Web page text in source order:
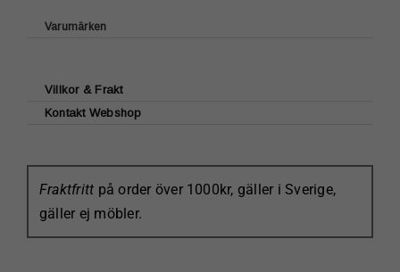
Wigells
Varumärken
Bruka Desgin
Laura Ashley Tableware
Kerstin Landström
Klippan Yllefabrik
Maileg
Kockums jernverk
Villkor & Frakt
Kontakt Webshop
Fraktfritt på order över 1000kr, gäller i Sverige,
gäller ej möbler.